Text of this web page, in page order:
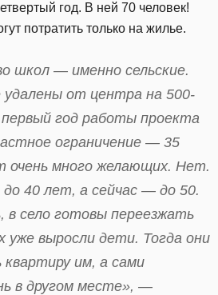
год. В ней 70 человек!
потратить только на жилье.
школ — именно сельские.
от центра на 500-
год работы проекта
ограничение — 35
очень много желающих. Нет.
до 40 лет, а сейчас — до 50.
в село готовы переезжать
уже выросли дети. Тогда они
им, а сами
в другом месте», —